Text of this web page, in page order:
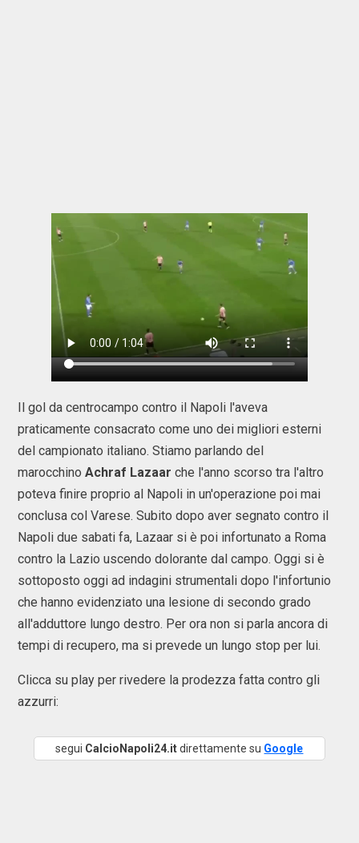
Il gol da centrocampo contro il Napoli l'aveva
praticamente consacrato come uno dei migliori esterni
del campionato italiano. Stiamo parlando del
marocchino Achraf Lazaar che l'anno scorso tra l'altro
poteva finire proprio al Napoli in un'operazione poi mai
conclusa col Varese. Subito dopo aver segnato contro il
Napoli due sabati fa, Lazaar si è poi infortunato a Roma
contro la Lazio uscendo dolorante dal campo. Oggi si è
sottoposto oggi ad indagini strumentali dopo l'infortunio
che hanno evidenziato una lesione di secondo grado
all'adduttore lungo destro. Per ora non si parla ancora di
tempi di recupero, ma si prevede un lungo stop per lui.
Clicca su play per rivedere la prodezza fatta contro gli
azzurri:
segui CalcioNapoli24.itdirettamente su Google